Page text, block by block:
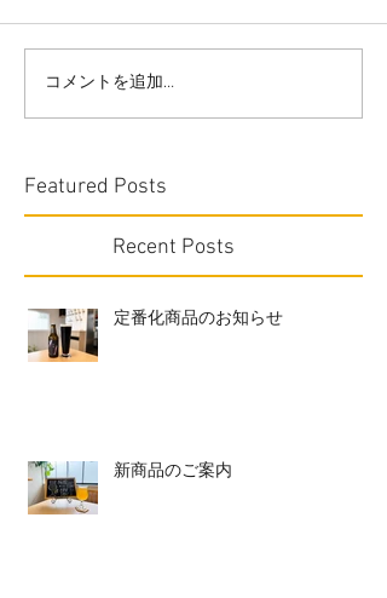
コメントを追加…
Featured Posts
Recent Posts
定番化商品のお知らせ
新商品のご案内